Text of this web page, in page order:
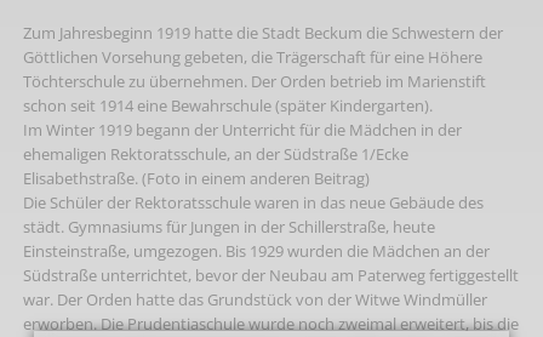
Zum Jahresbeginn 1919 hatte die Stadt Beckum die Schwestern der
Göttlichen Vorsehung gebeten, die Trägerschaft für eine Höhere
Töchterschule zu übernehmen. Der Orden betrieb im Marienstift
schon seit 1914 eine Bewahrschule (später Kindergarten).
Im Winter 1919 begann der Unterricht für die Mädchen in der
ehemaligen Rektoratsschule, an der Südstraße 1/Ecke
Elisabethstraße. (Foto in einem anderen Beitrag)
Die Schüler der Rektoratsschule waren in das neue Gebäude des
städt. Gymnasiums für Jungen in der Schillerstraße, heute
Einsteinstraße, umgezogen. Bis 1929 wurden die Mädchen an der
Südstraße unterrichtet, bevor der Neubau am Paterweg fertiggestellt
war. Der Orden hatte das Grundstück von der Witwe Windmüller
erworben. Die Prudentiaschule wurde noch zweimal erweitert, bis die